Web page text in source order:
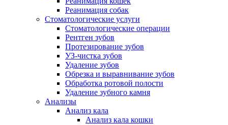
Реанимация собак
Стоматологические услуги
Стоматологические операции
Рентген зубов
Протезирование зубов
УЗ-чистка зубов
Удаление зубов
Обрезка и выравнивание зубов
Обработка ротовой полости
Удаление зубного камня
Анализы
Анализ кала
Анализ кала кошки